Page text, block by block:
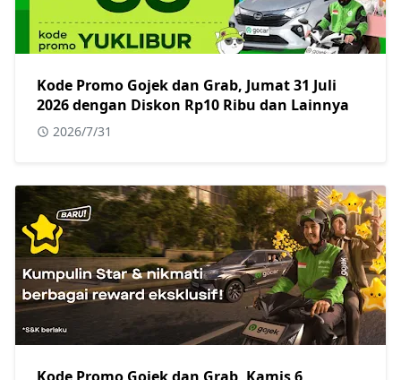
Kode Promo Gojek dan Grab, Jumat 31 Juli
2026 dengan Diskon Rp10 Ribu dan Lainnya
2026/7/31